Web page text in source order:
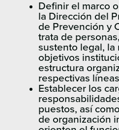
Definir el marco
la Dirección del
de Prevención y
trata de
sustento legal, la
objetivos
estructura
respectivas
Establecer los
puestos, así
de organización